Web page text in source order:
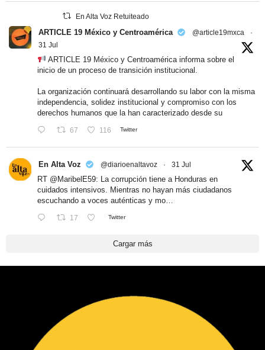
En Alta Voz Retuiteado
ARTICLE 19 México y Centroamérica @article19mxca
·
31 Jul
ARTICLE 19 México y Centroamérica informa sobre el
inicio de un proceso de transición institucional.
La organización continuará desarrollando su labor con la misma
independencia, solidez institucional y compromiso con los
derechos humanos que la han caracterizado desde su
67 116 Twitter
En Alta Voz @diarioenaltavoz · 31 Jul
RT @MaribelE59: La corrupción tiene a Honduras en
cuidados intensivos. Mientras no hayan más ciudadanos
escuchando a voces auténticas y mo…
17 Twitter
Cargar más